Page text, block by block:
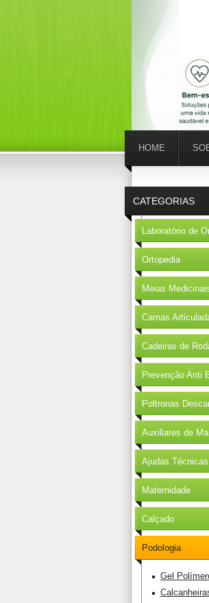
CATEGORIAS
Laboratório de
Ortopedia
Meias
Camas
Cadeiras de
Prevenção Anti
Poltronas
Auxiliares de
Ajudas Técnicas
Maternidade
Calçado
Podologia
Gel
HOME